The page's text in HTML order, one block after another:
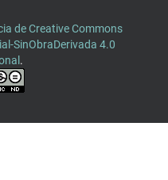
de Creative Commons
SinObraDerivada 4.0
.